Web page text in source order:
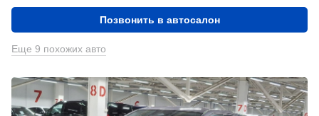
Позвонить в автосалон
Еще 9 похожих авто